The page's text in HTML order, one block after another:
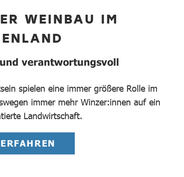
WEINBAU IM
verantwortungsvoll
spielen eine immer größere Rolle im
immer mehr Winzer:innen auf ein
Landwirtschaft.